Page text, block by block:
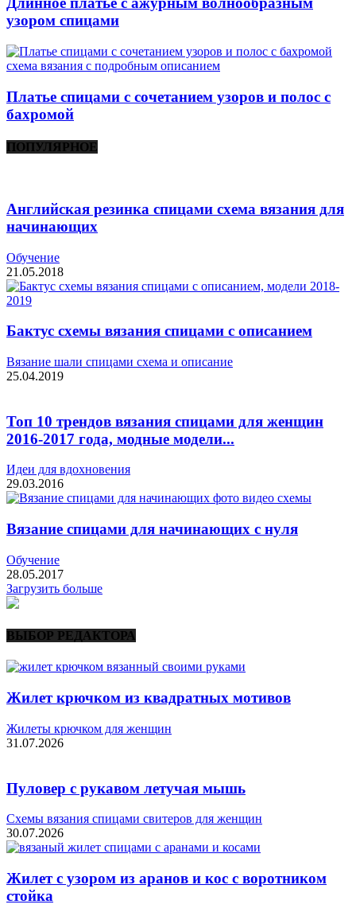
узором спицами
Платье спицами с сочетанием узоров и полос с
бахромой
ПОПУЛЯРНОЕ
Английская резинка спицами схема вязания для
начинающих
Обучение
21.05.2018
Бактус схемы вязания спицами с описанием
Вязание шали спицами схема и описание
25.04.2019
Топ 10 трендов вязания спицами для женщин
2016-2017 года, модные модели...
Идеи для вдохновения
29.03.2016
Вязание спицами для начинающих с нуля
Обучение
28.05.2017
Загрузить больше
ВЫБОР РЕДАКТОРА
Жилет крючком из квадратных мотивов
Жилеты крючком для женщин
31.07.2026
Пуловер с рукавом летучая мышь
Схемы вязания спицами свитеров для женщин
30.07.2026
Жилет с узором из аранов и кос с воротником
стойка